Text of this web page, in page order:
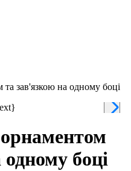
зав'язкою на одному боці
боці